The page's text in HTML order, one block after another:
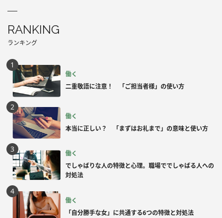
RANKING
ランキング
働く
二重敬語に注意！ 「ご担当者様」の使い方
働く
本当に正しい？ 「まずはお礼まで」の意味と使い方
働く
でしゃばりな人の特徴と心理。職場ででしゃばる人への
対処法
働く
「自分勝手な女」に共通する6つの特徴と対処法